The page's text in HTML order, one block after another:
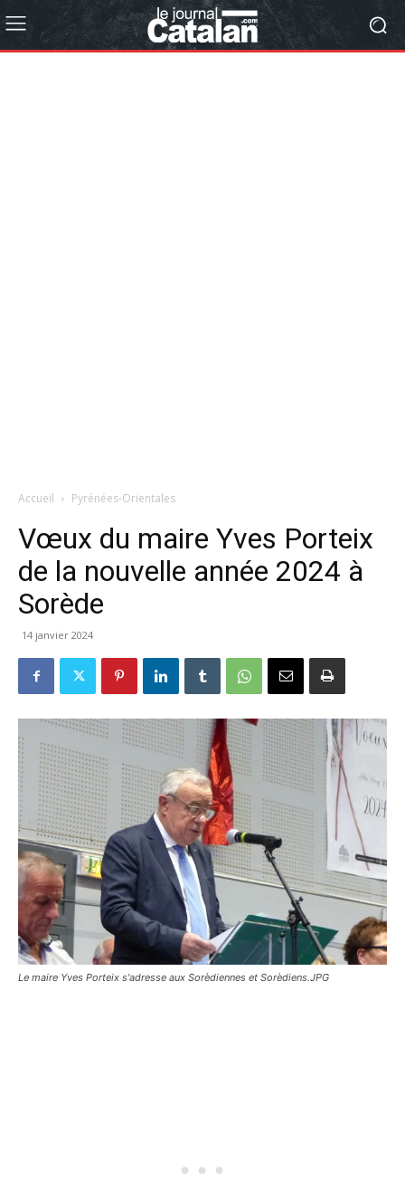
Accueil Pyrénées-Orientales
Vœux du maire Yves Porteix
de la nouvelle année 2024 à
Sorède
14 janvier 2024
Le maire Yves Porteix s'adresse aux Sorèdiennes et Sorèdiens.JPG